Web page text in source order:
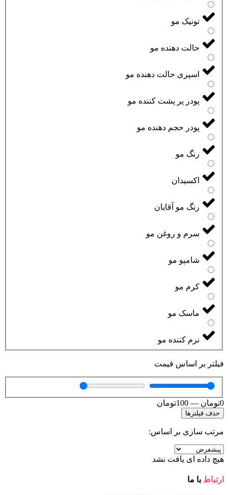
تونیک مو
حالت دهنده مو
اسپری حالت دهنده مو
پودر پر پشت کننده مو
پودر حجم دهنده مو
رنگ مو
اکسیدان
رنگ مو آقایان
سرم و روغن مو
شامپو مو
کرم مو
ماسک مو
نرم کننده مو
فیلتر بر اساس قیمت
0تومان —
100تومان
حذف فیلترها
مرتب سازی بر اساس:
هیچ داده ای یافت نشد
ارتباط با ما